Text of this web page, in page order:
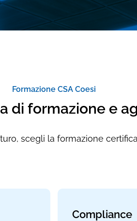
Formazione CSA Coesi
di formazione e
scegli la formazione
Compliance